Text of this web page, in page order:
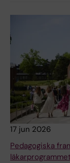
17 jun 2026
Pedagogiska
läkarprogrammet